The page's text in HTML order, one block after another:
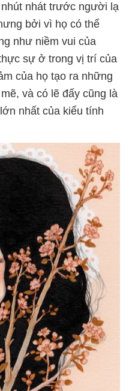
nhát trước người lạ
bởi vì họ có thể
như niềm vui của
sự ở trong vị trí của
của họ tạo ra những
và có lẽ đấy cũng là
nhất của kiểu tính